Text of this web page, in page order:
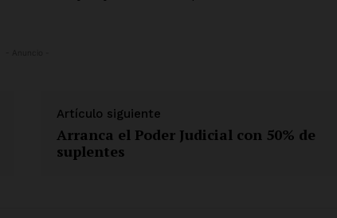
Artículo siguiente
Arranca el Poder Judicial con 50% de
suplentes